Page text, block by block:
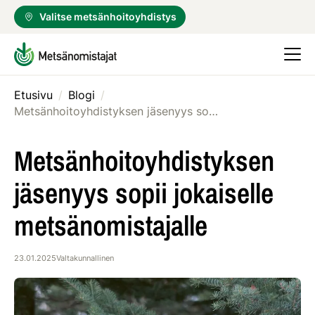
Valitse metsänhoitoyhdistys
Etusivu / Blogi /
Metsänhoitoyhdistyksen jäsenyys sopii jokaiselle metsänomistajalle
Metsänhoitoyhdistyksen
jäsenyys sopii jokaiselle
metsänomistajalle
23.01.2025Valtakunnallinen